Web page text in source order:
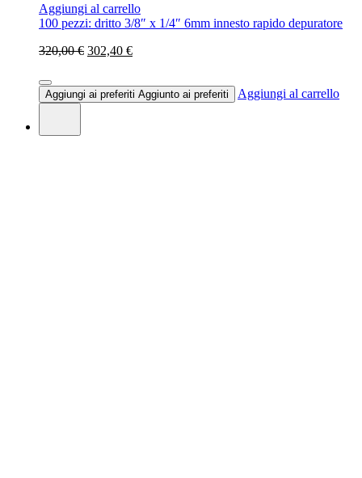
Aggiungi al carrello
100 pezzi: dritto 3/8″ x 1/4″ 6mm innesto rapido depuratore
320,00 € 302,40 €
Aggiungi ai preferiti Aggiunto ai preferiti Aggiungi al carrello